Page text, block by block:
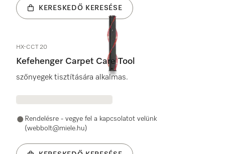
KERESKEDŐ KERESÉSE
HX-CCT 20
Kefehenger Carpet Care Tool
szőnyegek tisztítására alkalmas.
Rendelésre - vegye fel a kapcsolatot velünk
(webbolt@miele.hu)